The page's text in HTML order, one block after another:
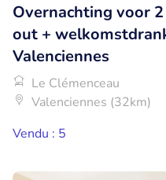
Overnachting voor
out +
Valenciennes
Le Clémenceau
Valenciennes (32km)
Vendu : 5